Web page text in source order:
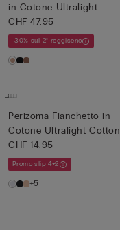
in Cotone Ultralight ...
CHF 47.95
-30% sul 2° reggiseno
Perizoma Fianchetto in
Cotone Ultralight Cotton
CHF 14.95
Promo slip 4+2
+5